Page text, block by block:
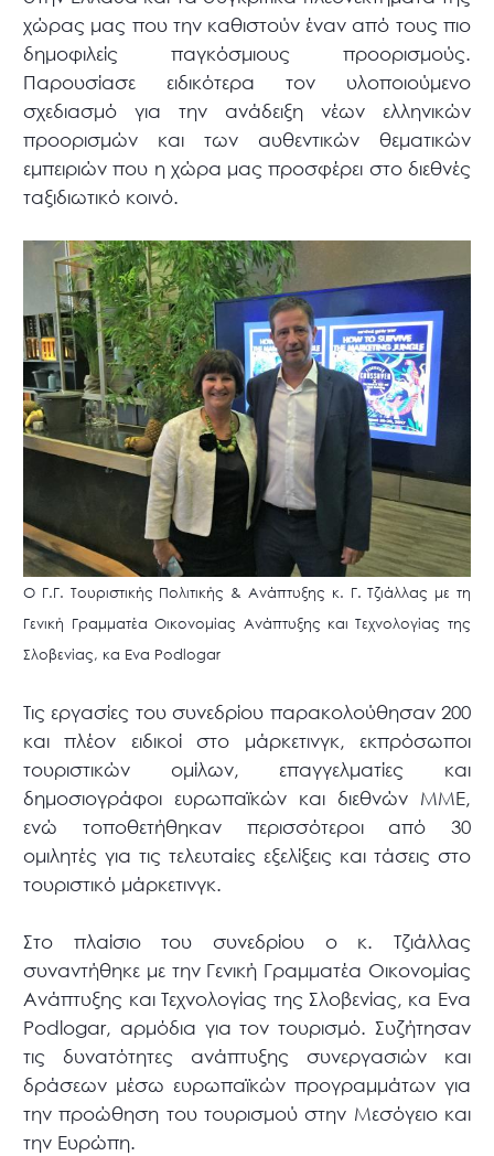
χώρας μας που την καθιστούν έναν από τους πιο
δημοφιλείς παγκόσμιους προορισμούς.
Παρουσίασε ειδικότερα τον υλοποιούμενο
σχεδιασμό για την ανάδειξη νέων ελληνικών
προορισμών και των αυθεντικών θεματικών
εμπειριών που η χώρα μας προσφέρει στο διεθνές
ταξιδιωτικό κοινό.
O Γ.Γ. Τουριστικής Πολιτικής & Ανάπτυξης κ. Γ. Τζιάλλας με τη
Γενική Γραμματέα Οικονομίας Ανάπτυξης και Τεχνολογίας της
Σλοβενίας, κα Eva Podlogar
Τις εργασίες του συνεδρίου παρακολούθησαν 200
και πλέον ειδικοί στο μάρκετινγκ, εκπρόσωποι
τουριστικών ομίλων, επαγγελματίες και
δημοσιογράφοι ευρωπαϊκών και διεθνών ΜΜΕ,
ενώ τοποθετήθηκαν περισσότεροι από 30
ομιλητές για τις τελευταίες εξελίξεις και τάσεις στο
τουριστικό μάρκετινγκ.
Στο πλαίσιο του συνεδρίου ο κ. Τζιάλλας
συναντήθηκε με την Γενική Γραμματέα Οικονομίας
Ανάπτυξης και Τεχνολογίας της Σλοβενίας, κα Eva
Podlogar, αρμόδια για τον τουρισμό. Συζήτησαν
τις δυνατότητες ανάπτυξης συνεργασιών και
δράσεων μέσω ευρωπαϊκών προγραμμάτων για
την προώθηση του τουρισμού στην Μεσόγειο και
την Ευρώπη.